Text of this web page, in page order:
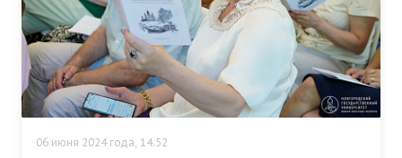
06 июня 2024 года, 14:52